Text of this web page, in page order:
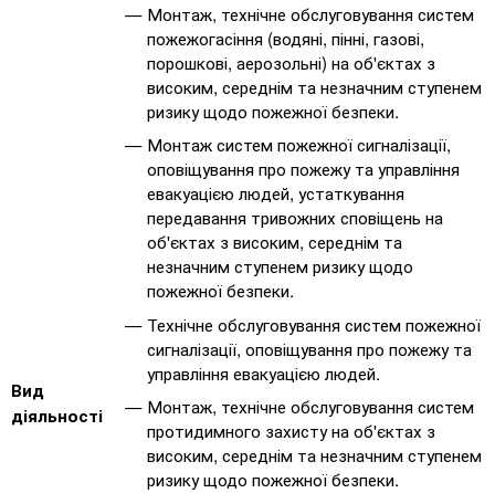
Вид
діяльності
Монтаж, технічне обслуговування систем
пожежогасіння (водяні, пінні, газові,
порошкові, аерозольні) на об'єктах з
високим, середнім та незначним ступенем
ризику щодо пожежної безпеки.
Монтаж систем пожежної сигналізації,
оповіщування про пожежу та управління
евакуацією людей, устаткування
передавання тривожних сповіщень на
об'єктах з високим, середнім та
незначним ступенем ризику щодо
пожежної безпеки.
Технічне обслуговування систем пожежної
сигналізації, оповіщування про пожежу та
управління евакуацією людей.
Монтаж, технічне обслуговування систем
протидимного захисту на об'єктах з
високим, середнім та незначним ступенем
ризику щодо пожежної безпеки.